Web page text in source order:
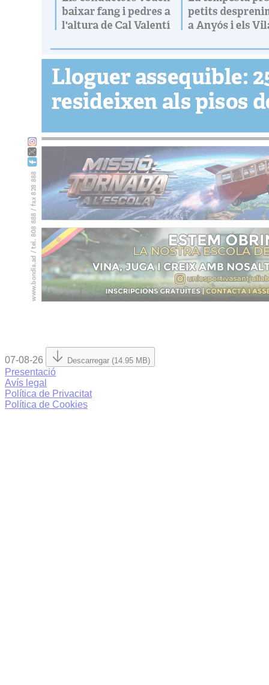
07-08-26 Descarregar (14.95 MB)
Presentació
Avís legal
Política de Privacitat
Política de Cookies